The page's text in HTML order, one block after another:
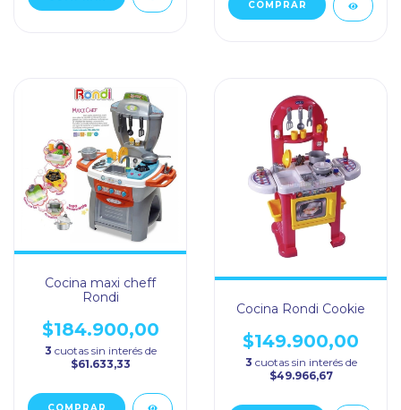
Cocina maxi cheff
Rondi
$184.900,00
3 cuotas sin interés de
$61.633,33
Cocina Rondi Cookie
$149.900,00
3 cuotas sin interés de
$49.966,67